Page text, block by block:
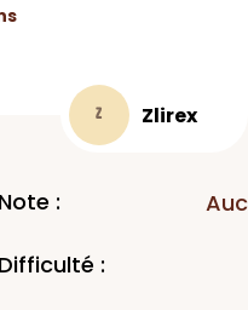
Z Zlirex
Note :
Difficulté :